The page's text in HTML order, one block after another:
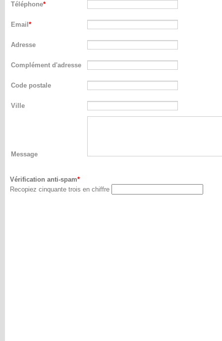
Téléphone
Email
Adresse
Complément d'adresse
Code postale
Ville
Message
Vérification anti-spam
Recopiez cinquante trois en chiffre